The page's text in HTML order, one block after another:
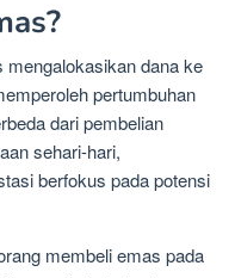
mengalokasikan dana ke
pertumbuhan
dari pembelian
sehari-hari,
berfokus pada potensi
membeli emas pada